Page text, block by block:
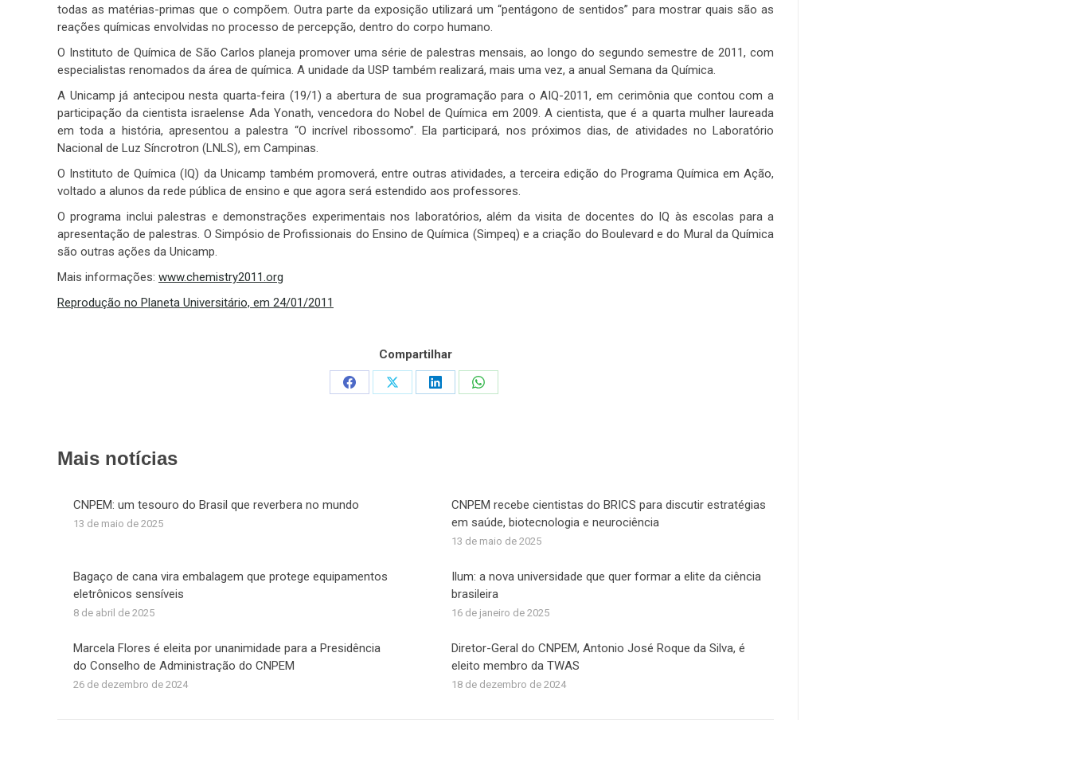
todas as matérias-primas que o compõem. Outra parte da exposição utilizará um “pentágono de sentidos” para mostrar quais são as
reações químicas envolvidas no processo de percepção, dentro do corpo humano.
O Instituto de Química de São Carlos planeja promover uma série de palestras mensais, ao longo do segundo semestre de 2011, com
especialistas renomados da área de química. A unidade da USP também realizará, mais uma vez, a anual Semana da Química.
A Unicamp já antecipou nesta quarta-feira (19/1) a abertura de sua programação para o AIQ-2011, em cerimônia que contou com a
participação da cientista israelense Ada Yonath, vencedora do Nobel de Química em 2009. A cientista, que é a quarta mulher laureada
em toda a história, apresentou a palestra “O incrível ribossomo”. Ela participará, nos próximos dias, de atividades no Laboratório
Nacional de Luz Síncrotron (LNLS), em Campinas.
O Instituto de Química (IQ) da Unicamp também promoverá, entre outras atividades, a terceira edição do Programa Química em Ação,
voltado a alunos da rede pública de ensino e que agora será estendido aos professores.
O programa inclui palestras e demonstrações experimentais nos laboratórios, além da visita de docentes do IQ às escolas para a
apresentação de palestras. O Simpósio de Profissionais do Ensino de Química (Simpeq) e a criação do Boulevard e do Mural da Química
são outras ações da Unicamp.
Mais informações: www.chemistry2011.org
Reprodução no Planeta Universitário, em 24/01/2011
Compartilhar
Share
Share
Share
Share
Mais notícias
CNPEM: um tesouro do Brasil que reverbera no mundo
13 de maio de 2025
CNPEM recebe cientistas do BRICS para discutir estratégias
em saúde, biotecnologia e neurociência
13 de maio de 2025
Bagaço de cana vira embalagem que protege equipamentos
eletrônicos sensíveis
8 de abril de 2025
Ilum: a nova universidade que quer formar a elite da ciência
brasileira
16 de janeiro de 2025
Marcela Flores é eleita por unanimidade para a Presidência
do Conselho de Administração do CNPEM
26 de dezembro de 2024
Diretor-Geral do CNPEM, Antonio José Roque da Silva, é
eleito membro da TWAS
18 de dezembro de 2024